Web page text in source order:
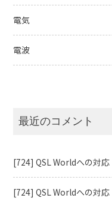
電気
電波
最近のコメント
[724] QSL Worldへの対応
[724] QSL Worldへの対応